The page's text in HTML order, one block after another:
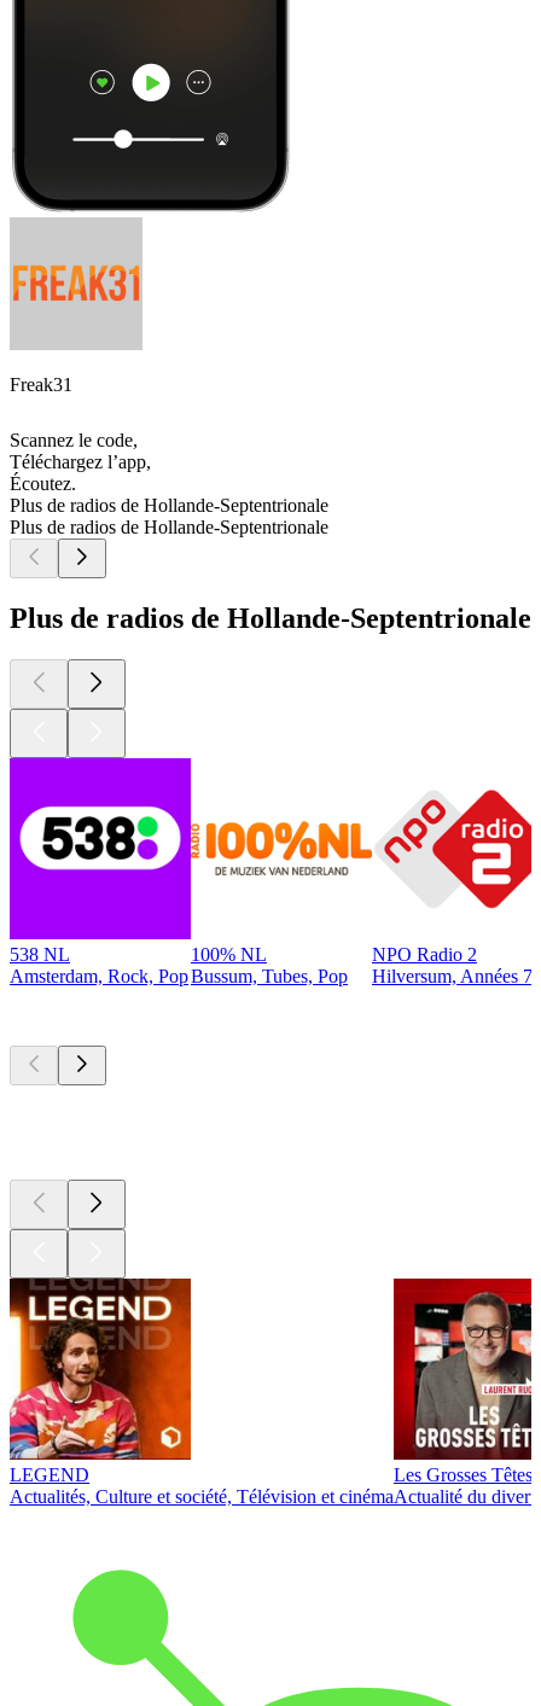
Freak31
Scannez le code,
Téléchargez l’app,
Écoutez.
Plus de radios de Hollande-Septentrionale
Plus de radios de Hollande-Septentrionale
Plus de radios de Hollande-Septentrionale
538 NL
Amsterdam, Rock, Pop
100% NL
Bussum, Tubes, Pop
NPO Radio 2
Hilversum, Années
LEGEND
Actualités, Culture et société, Télévision et cinéma
Les Grosses Têtes
Actualité du